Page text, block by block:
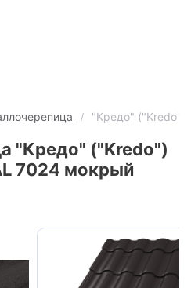
"Кредо" ("Kredo")
"Кредо" ("Kredo")
7024 мокрый